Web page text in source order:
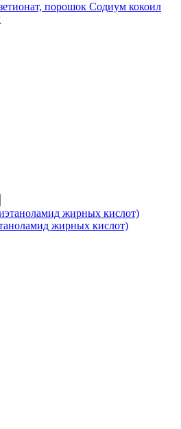
Содиум кокоил
жирных кислот)